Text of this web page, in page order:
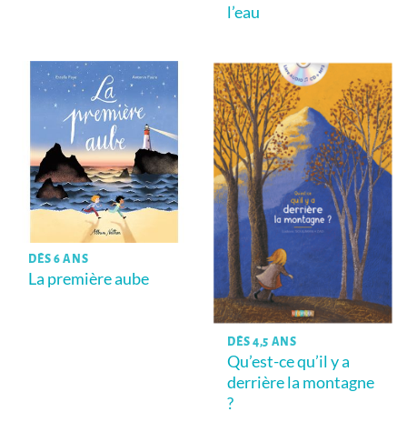
l’eau
DÈS 6 ANS
La première aube
DÈS 4,5 ANS
Qu’est-ce qu’il y a
derrière la montagne
?